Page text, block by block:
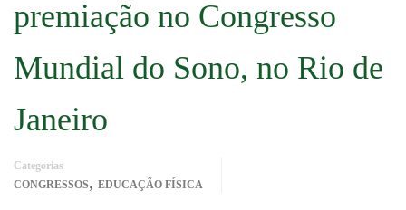
premiação no Congresso
Mundial do Sono, no Rio de
Janeiro
Categorias
CONGRESSOS, EDUCAÇÃO FÍSICA